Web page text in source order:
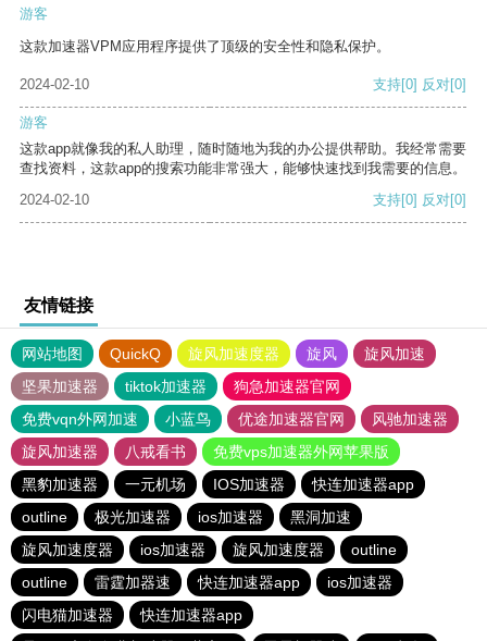
游客
这款加速器VPM应用程序提供了顶级的安全性和隐私保护。
2024-02-10 支持[0] 反对[0]
游客
这款app就像我的私人助理，随时随地为我的办公提供帮助。我经常需要
查找资料，这款app的搜索功能非常强大，能够快速找到我需要的信息。
2024-02-10
支持[0] 反对[0]
友情链接
网站地图 QuickQ 旋风加速度器 旋风
旋风加速
坚果加速器
tiktok加速器
狗急加速器官网
免费vqn外网加速
小蓝鸟 优途加速器官网
风驰加速器
旋风加速器
八戒看书
免费vps加速器外网苹果版
黑豹加速器
一元机场 IOS加速器
快连加速器app
outline
极光加速器 ios加速器
黑洞加速
旋风加速度器
ios加速器 旋风加速度器
outline
outline
雷霆加器速 快连加速器app
ios加速器
闪电猫加速器
快连加速器app